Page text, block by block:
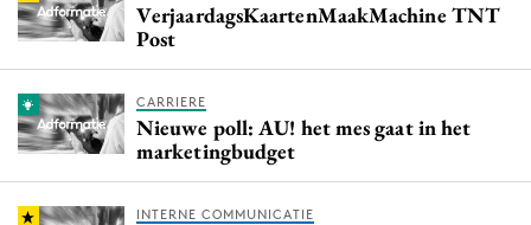
VerjaardagsKaartenMaakMachine TNT
Post
CARRIERE
Nieuwe poll: AU! het mes gaat in het
marketingbudget
INTERNE COMMUNICATIE